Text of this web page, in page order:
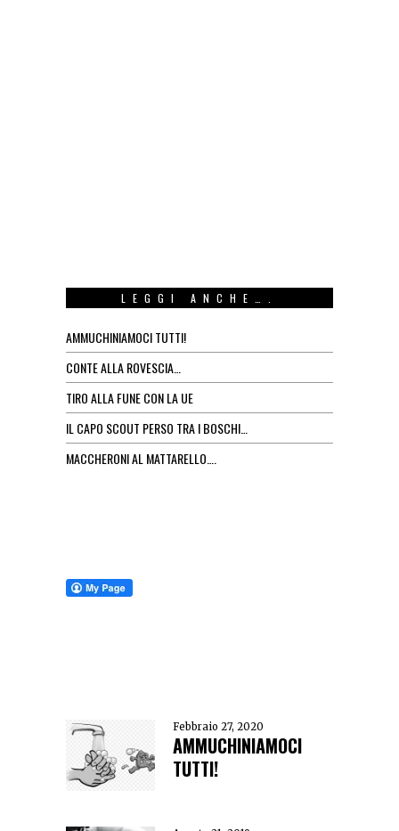
LEGGI ANCHE….
AMMUCHINIAMOCI TUTTI!
CONTE ALLA ROVESCIA…
TIRO ALLA FUNE CON LA UE
IL CAPO SCOUT PERSO TRA I BOSCHI…
MACCHERONI AL MATTARELLO….
Febbraio 27, 2020
AMMUCHINIAMOCI
TUTTI!